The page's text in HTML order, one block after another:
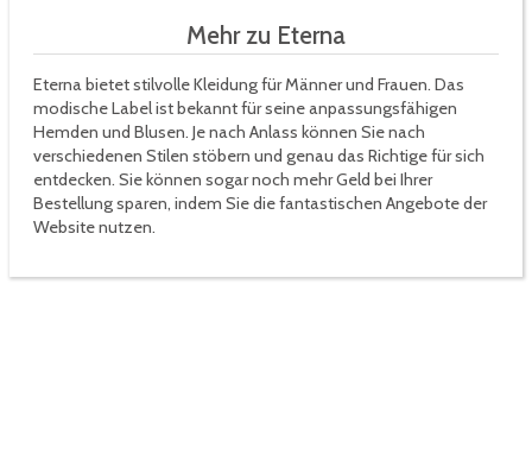
Mehr zu Eterna
Eterna bietet stilvolle Kleidung für Männer und Frauen. Das
modische Label ist bekannt für seine anpassungsfähigen
Hemden und Blusen. Je nach Anlass können Sie nach
verschiedenen Stilen stöbern und genau das Richtige für sich
entdecken. Sie können sogar noch mehr Geld bei Ihrer
Bestellung sparen, indem Sie die fantastischen Angebote der
Website nutzen.